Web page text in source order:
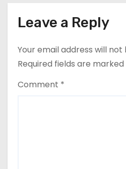
o
Leave a Reply
Your email address will not
Required fields are marked
Comment *